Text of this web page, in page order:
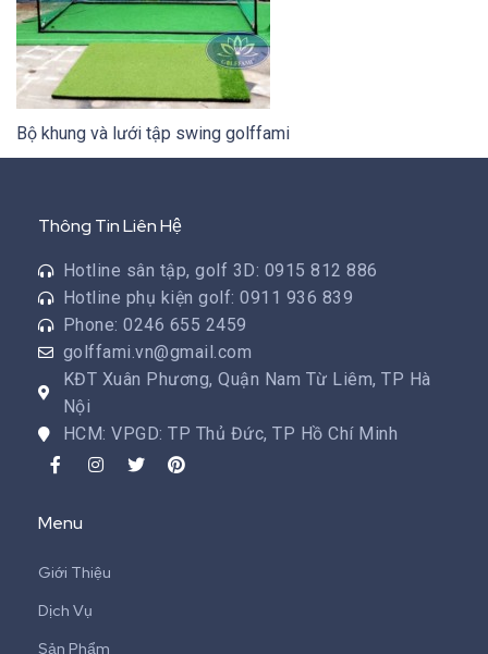
Bộ khung và lưới tập swing golffami
Thông Tin Liên Hệ
Hotline sân tập, golf 3D: 0915 812 886
Hotline phụ kiện golf: 0911 936 839
Phone: 0246 655 2459
golffami.vn@gmail.com
KĐT Xuân Phương, Quận Nam Từ Liêm, TP Hà
Nội
HCM: VPGD: TP Thủ Đức, TP Hồ Chí Minh
Menu
Giới Thiệu
Dịch Vụ
Sản Phẩm